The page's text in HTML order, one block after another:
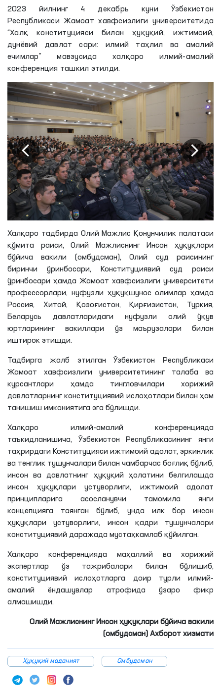
2023 йилнинг 4 декабрь куни Ўзбекистон
Республикаси Жамоат хавфсизлиги университетида
“Халқ конституцияси билан ҳуқуқий, ижтимоий,
дунёвий давлат сари: илмий таҳлил ва амалий
ечимлар” мавзусида халқаро илмий-амалий
конференция ташкил этилди.
Халқаро тадбирда Олий Мажлис Қонунчилик палатаси
қўмита раиси, Олий Мажлиснинг Инсон ҳуқуқлари
бўйича вакили (омбудсман), Олий суд раисининг
биринчи ўринбосари, Конституциявий суд раиси
ўринбосари ҳамда Жамоат хавфсизлиги университети
профессорлари, нуфузли ҳуқуқшунос олимлар ҳамда
Россия, Хитой, Қозоғистон, Қирғизистон, Туркия,
Беларусь давлатларидаги нуфузли олий ўқув
юртларининг вакиллари ўз маърузалари билан
иштирок этишди.
Тадбирга жалб этилган Ўзбекистон Республикаси
Жамоат хавфсизлиги университетининг талаба ва
курсантлари ҳамда тингловчилари хорижий
давлатларнинг конституциявий ислоҳотлари билан ҳам
танишиш имкониятига эга бўлишди.
Халқаро илмий-амалий конференцияда
таъкидланишича, Ўзбекистон Республикасининг янги
таҳрирдаги Конституцияси ижтимоий адолат, эркинлик
ва тенглик тушунчалари билан чамбарчас боғлиқ бўлиб,
инсон ва давлатнинг ҳуқуқий ҳолатини белгилашда
инсон ҳуқуқлари устуворлиги, ижтимоий адолат
принципларига асосланувчи тамомила янги
концепцияга таянган бўлиб, унда илк бор инсон
ҳуқуқлари устуворлиги, инсон қадри тушунчалари
конституциявий даражада мустаҳкамлаб қўйилган.
Халқаро конференцияда маҳаллий ва хорижий
экспертлар ўз тажрибалари билан бўлишиб,
конституциявий ислоҳотларга доир турли илмий-
амалий ёндашувлар атрофида ўзаро фикр
алмашишди.
Олий Мажлиснинг Инсон ҳуқуқлари бўйича вакили
(омбудсман) Ахборот хизмати
Ҳуқуқий маданият Омбудсман